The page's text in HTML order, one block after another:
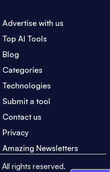
Advertise with us
Top AI Tools
Blog
Categories
Technologies
Submit a tool
Contact us
Privacy
Amazing Newsletters
All rights reserved.